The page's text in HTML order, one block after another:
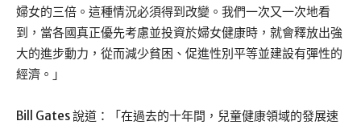
婦女的三倍。這種情況必須得到改變。我們一次又一次地看
到，當各國真正優先考慮並投資於婦女健康時，就會釋放出強
大的進步動力，從而減少貧困、促進性別平等並建設有彈性的
經濟。」
Bill Gates 說道：「在過去的十年間，兒童健康領域的發展速